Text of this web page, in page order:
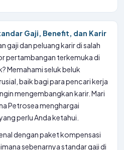
Gaji, Benefit, dan Karir
gaji dan peluang karir di salah
pertambangan terkemuka di
Memahami seluk beluk
baik bagi para pencari kerja
mengembangkan karir. Mari
Petrosea menghargai
perlu Anda ketahui.
dengan paket kompensasi
sebenarnya standar gaji di